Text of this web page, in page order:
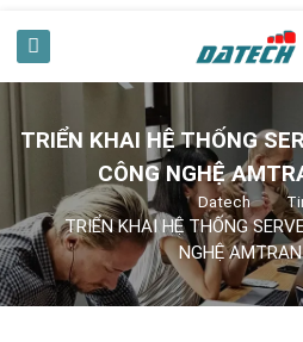
TRIỂN KHAI HỆ THỐNG
CÔNG NGHỆ
Datech
TRIỂN KHAI HỆ THỐNG
NGHỆ